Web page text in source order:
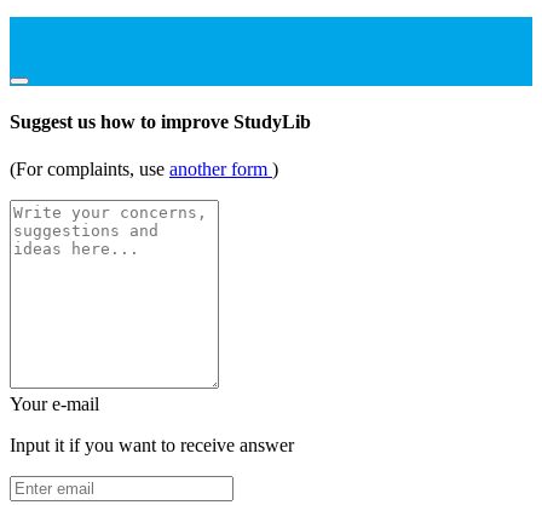
Suggest us how to improve StudyLib
(For complaints, use another form )
Your e-mail
Input it if you want to receive answer